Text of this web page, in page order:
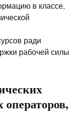
в классе,
ради
рабочей силы
операторов,